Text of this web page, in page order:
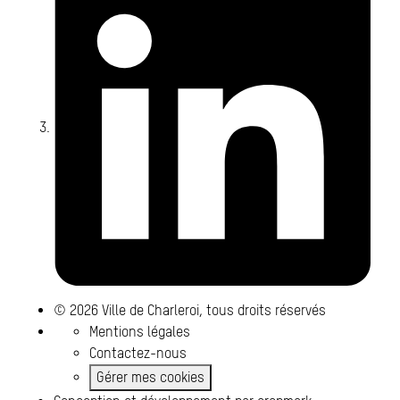
© 2026 Ville de Charleroi, tous droits réservés
Mentions légales
Contactez-nous
Gérer mes cookies